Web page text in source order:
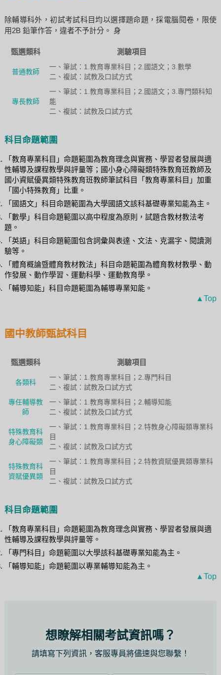
除輔導科外，初試考試科目均以選擇題命題，採電腦閱卷，限使
用2B 鉛筆作答，違者不予計分。 身
甄選類科 測驗項目
普通教師
一、筆試：1.教育專業科目；2.國語文；3.數學
二、複試：試教及口試方式
專長教師
一、筆試：1.教育專業科目；2.國語文；3.專門類科知
能
二、複試：試教及口試方式
科目命題範圍
「教育專業科目」命題範圍為教育理念與實務、學習者發展與適
性輔導及課程教學與評量等；國小身心障礙類特殊教育班教師及
國小資賦優異類特殊教育班教師筆試科目「教育專業科目」加重
「國小特殊教育」比重。
「國語文」科目命題範圍為大學國語文該科基礎專業知能為主。
「數學」科目命題範圍以高中程度為原則，試題含教材教法考
題。
「英語」科目命題範圍包含詞彙與表達、文法、克漏字、閱讀測
驗等。
「體育概論暨體育教材教法」科目命題範圍為體育教材教學、動
作發展、動作學習、運動科學、運動教育學。
「輔導知能」科目命題範圍為輔導專業知能。
▲Top
國中教師甄試科目
甄選類科 測驗項目
各類科
一、筆試：1.教育專業科目；2.專門科目
二、複試：試教及口試方式
專任輔導教
師
一、筆試：1.教育專業科目；2.輔導知能
二、複試：試教及口試方式
特殊教育科
身心障礙類
一、筆試：1.教育專業科目；2.特教身心障礙類專業科
目
二、複試：試教及口試方式
特殊教育科
資賦優異類
一、筆試：1.教育專業科目；2.特教資賦優異類專業科
目
二、複試：試教及口試方式
科目命題範圍
「教育專業科目」命題範圍為教育理念與實務、學習者發展與適
性輔導及課程教學與評量等。
「專門科目」命題範圍以大學該科基礎專業知能為主。
「輔導知能」命題範圍以專業輔導知能為主。
▲Top
想瞭解相關考試資訊嗎？
請填寫下列資訊，客服專員將儘速與您聯繫！